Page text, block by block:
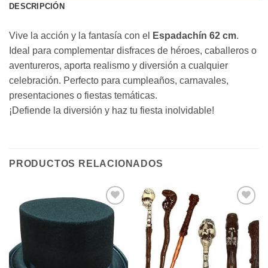
DESCRIPCIÓN
Vive la acción y la fantasía con el Espadachín 62 cm.
Ideal para complementar disfraces de héroes, caballeros o
aventureros, aporta realismo y diversión a cualquier
celebración. Perfecto para cumpleaños, carnavales,
presentaciones o fiestas temáticas.
¡Defiende la diversión y haz tu fiesta inolvidable!
PRODUCTOS RELACIONADOS
Añadir
a la
lista de
deseos
Añadir
a la
lista de
deseos